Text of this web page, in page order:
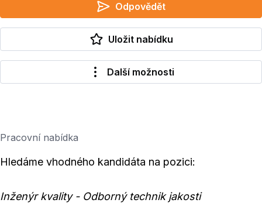
Odpovědět
Uložit nabídku
Další možnosti
Pracovní nabídka
Hledáme vhodného kandidáta na pozici:
Inženýr kvality - Odborný technik jakosti